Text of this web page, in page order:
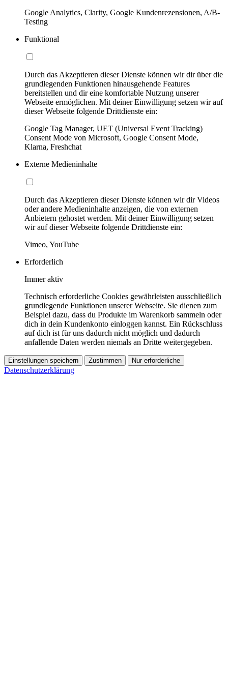
Google Analytics, Clarity, Google Kundenrezensionen, A/B-
Testing
Funktional
Durch das Akzeptieren dieser Dienste können wir dir über die
grundlegenden Funktionen hinausgehende Features
bereitstellen und dir eine komfortable Nutzung unserer
Webseite ermöglichen. Mit deiner Einwilligung setzen wir auf
dieser Webseite folgende Drittdienste ein:
Google Tag Manager, UET (Universal Event Tracking)
Consent Mode von Microsoft, Google Consent Mode,
Klarna, Freshchat
Externe Medieninhalte
Durch das Akzeptieren dieser Dienste können wir dir Videos
oder andere Medieninhalte anzeigen, die von externen
Anbietern gehostet werden. Mit deiner Einwilligung setzen
wir auf dieser Webseite folgende Drittdienste ein:
Vimeo, YouTube
Erforderlich
Immer aktiv
Technisch erforderliche Cookies gewährleisten ausschließlich
grundlegende Funktionen unserer Webseite. Sie dienen zum
Beispiel dazu, dass du Produkte im Warenkorb sammeln oder
dich in dein Kundenkonto einloggen kannst. Ein Rückschluss
auf dich ist für uns dadurch nicht möglich und dadurch
anfallende Daten werden niemals an Dritte weitergegeben.
Einstellungen speichern Zustimmen Nur erforderliche
Datenschutzerklärung